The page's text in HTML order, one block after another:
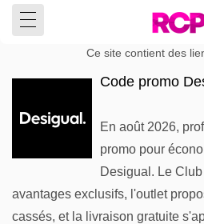
Ce site contient des
Code promo
En août 2026,
promo pour
Desigual. Le
avantages exclusifs, l'outlet
cassés, et la livraison gratuite